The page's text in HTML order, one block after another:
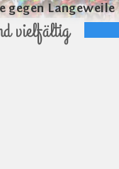
gegen Langeweile
vielfältig